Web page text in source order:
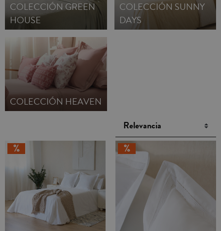
COLECCIÓN GREEN
HOUSE
COLECCIÓN SUNNY
DAYS
COLECCIÓN HEAVEN